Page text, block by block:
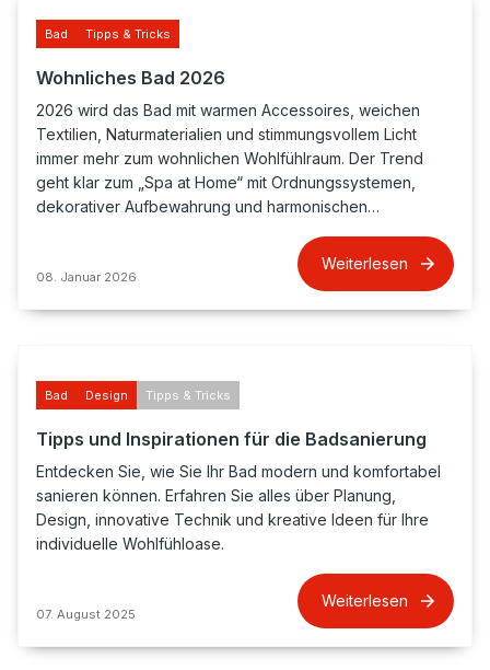
Bad Tipps & Tricks
Wohnliches Bad 2026
2026 wird das Bad mit warmen Accessoires, weichen
Textilien, Naturmaterialien und stimmungsvollem Licht
immer mehr zum wohnlichen Wohlfühlraum. Der Trend
geht klar zum „Spa at Home“ mit Ordnungssystemen,
dekorativer Aufbewahrung und harmonischen…
08. Januar 2026
Weiterlesen
Bad Design Tipps & Tricks
Tipps und Inspirationen für die Badsanierung
Entdecken Sie, wie Sie Ihr Bad modern und komfortabel
sanieren können. Erfahren Sie alles über Planung,
Design, innovative Technik und kreative Ideen für Ihre
individuelle Wohlfühloase.
07. August 2025
Weiterlesen